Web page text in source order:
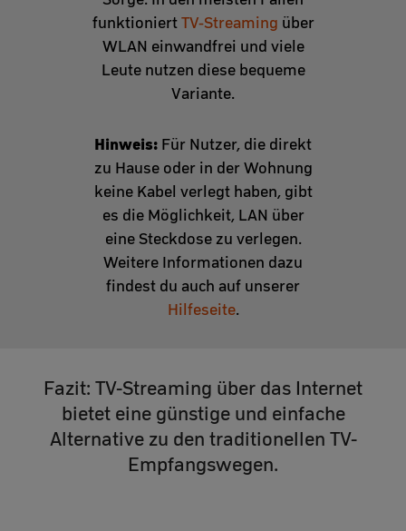
funktioniert TV-Streaming über
WLAN einwandfrei und viele
Leute nutzen diese bequeme
Variante.
Hinweis: Für Nutzer, die direkt
zu Hause oder in der Wohnung
keine Kabel verlegt haben, gibt
es die Möglichkeit, LAN über
eine Steckdose zu verlegen.
Weitere Informationen dazu
findest du auch auf unserer
Hilfeseite.
Fazit: TV-Streaming über das Internet
bietet eine günstige und einfache
Alternative zu den traditionellen TV-
Empfangswegen.